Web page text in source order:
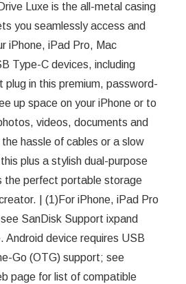
Luxe is the all-metal casing
you seamlessly access and
iPhone, iPad Pro, Mac
Type-C devices, including
plug in this premium, password-
up space on your iPhone or to
videos, documents and
hassle of cables or a slow
plus a stylish dual-purpose
the perfect portable storage
| (1)For iPhone, iPad Pro
SanDisk Support ixpand
Android device requires USB
Go (OTG) support; see
page for list of compatible